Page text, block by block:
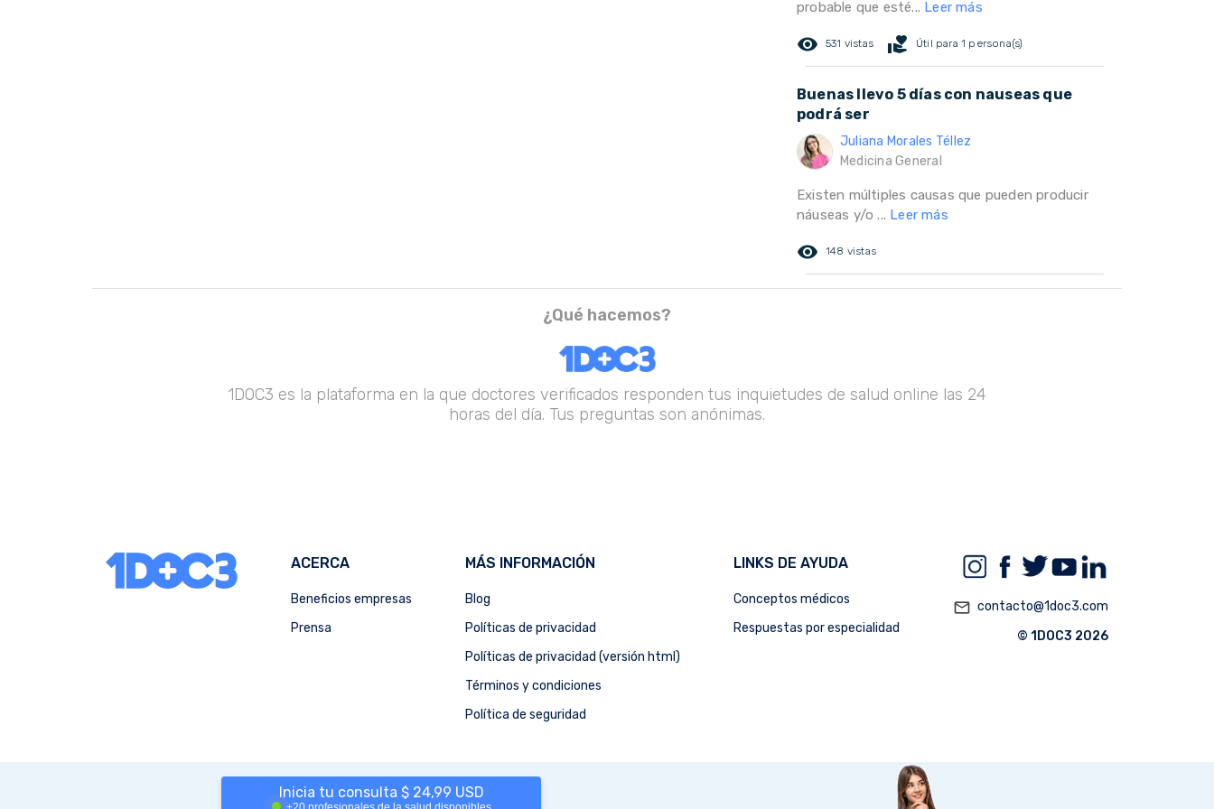
probable que esté... Leer más
remove_red_eye 531 vistas volunteer_activism Útil para 1 persona(s)
Buenas llevo 5 días con nauseas que
podrá ser
Juliana Morales Téllez
Medicina General
Existen múltiples causas que pueden producir
náuseas y/o ... Leer más
remove_red_eye 148 vistas
¿Qué hacemos?
1DOC3 es la plataforma en la que doctores verificados responden tus inquietudes de salud online las 24
horas del día. Tus preguntas son anónimas.
Inicia tu consulta $ 24,99 USD
ACERCA
Beneficios empresas
Prensa
MÁS INFORMACIÓN
Blog
Políticas de privacidad
Políticas de privacidad (versión html)
Términos y condiciones
Política de seguridad
LINKS DE AYUDA
Conceptos médicos
Respuestas por especialidad
mail_outline contacto@1doc3.com
© 1DOC3 2026